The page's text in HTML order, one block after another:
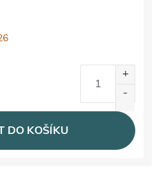
DO KOŠÍKU